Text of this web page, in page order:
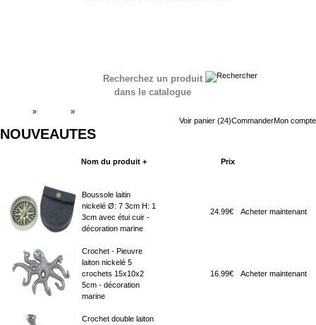
Recherchez un produit
dans le catalogue
Voir panier (24)CommanderMon compte
» »
NOUVEAUTES
Nom du produit + Prix
Boussole laitin
nickelé Ø: 7 3cm H: 1
3cm avec étui cuir -
décoration marine
24.99€ Acheter maintenant
Crochet - Pieuvre
laiton nickelé 5
crochets 15x10x2
5cm - décoration
marine
16.99€ Acheter maintenant
Crochet double laiton